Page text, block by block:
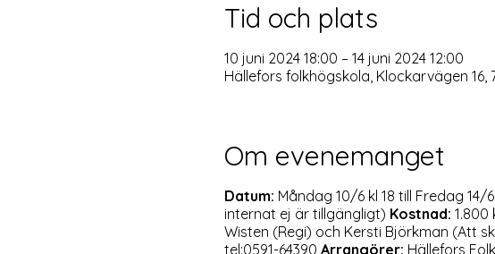
Tid och plats
10 juni 2024 18:00 – 14 juni 2024 12:00
Hällefors folkhögskola, Klockarvägen 16,
Om evenemanget
Datum: Måndag 10/6 kl 18 till Fredag 14/6
internat ej är tillgängligt) Kostnad: 1.800
Wisten (Regi) och Kersti Björkman (Att
tel:0591-64390 Arrangörer: Hällefors